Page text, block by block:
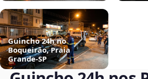
Guincho 24h no
Boqueirão, Praia
Grande‑SP